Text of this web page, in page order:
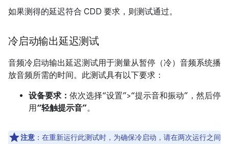
如果测得的延迟符合 CDD 要求，则测试通过。
冷启动输出延迟测试
音频冷启动输出延迟测试用于测量从暂停（冷）音频系统播
放音频所需的时间。此测试具有以下要求：
设备要求： 依次选择“设置”>“提示音和振动”，然后停
用“轻触提示音”。
注意 ：在重新运行此测试时，为确保冷启动，请在两次运行之间